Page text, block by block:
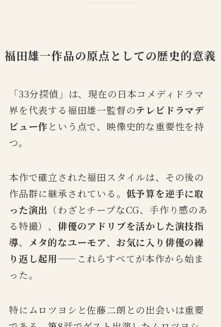
福田雄一作品の原点としての歴史的意義
「33分探偵」は、現在の日本コメディドラマ
界を代表する福田雄一監督のテレビドラマデ
ビュー作という点で、映像史的な重要性を持
つ。
本作で確立された福田スタイルは、その後の
作品群に継承されている。 低予算を逆手に取
った演出 （わざとチープなCG、手作り感のあ
る特撮）、 俳優のアドリブを活かした演技指
導、 メタ的なユーモア、 お気に入り俳優の繰
り返し起用——これらすべてが本作から始ま
った。
特にムロツヨシと佐藤二朗との出会いは重要